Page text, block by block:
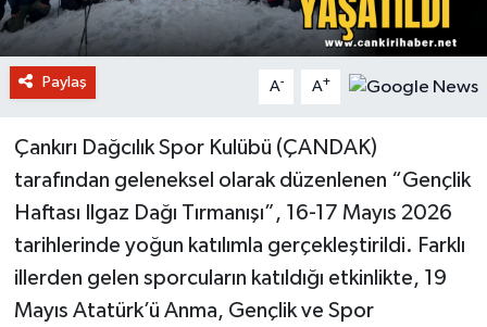
Paylaş A- A+
Çankırı Dağcılık Spor Kulübü (ÇANDAK)
tarafından geleneksel olarak düzenlenen “Gençlik
Haftası Ilgaz Dağı Tırmanışı”, 16-17 Mayıs 2026
tarihlerinde yoğun katılımla gerçekleştirildi. Farklı
illerden gelen sporcuların katıldığı etkinlikte, 19
Mayıs Atatürk’ü Anma, Gençlik ve Spor